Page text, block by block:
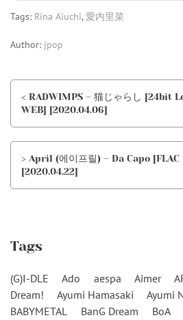
Tags: Rina Aiuchi,愛内里菜
Author: jpop
< RADWIMPS – 猫じゃらし [24bit
WEB] [2020.04.06]
> April (에이프릴) – Da Capo
[2020.04.22]
Tags
(G)I-DLE Ado aespa Aimer
Dream!
Ayumi Hamasaki
Ayumi
BABYMETAL
BanG Dream BoA